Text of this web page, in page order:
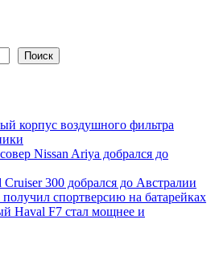
Поиск
корпус воздушного фильтра
Nissan Ariya добрался до
300 добрался до Австралии
спортверсию на батарейках
Haval F7 стал мощнее и